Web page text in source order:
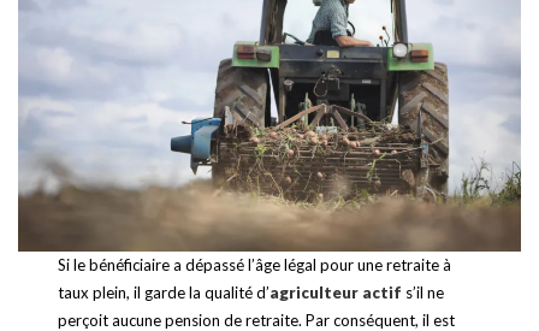
Si le bénéficiaire a dépassé l’âge légal pour une retraite à
taux plein, il garde la qualité d’agriculteur actif s’il ne
perçoit aucune pension de retraite. Par conséquent, il est